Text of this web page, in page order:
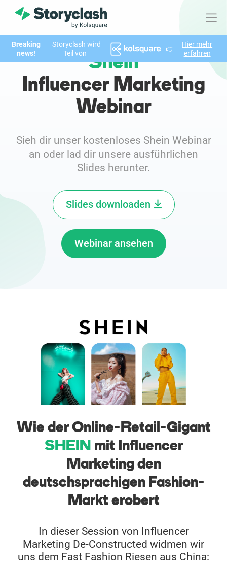
Produkt
KI-unterstützte Influencer Suche
Collaboration & Relationship Management
Who We Help
Enterprises
Success Stories
Reports & Guides
Templates
Breaking
news!
Storyclash wird
Teil von
👉
Hier mehr
erfahren
Shein
Influencer Marketing
Webinar
Sieh dir unser kostenloses Shein Webinar
an oder lad dir unsere ausführlichen
Slides herunter.
Slides downloaden
Webinar ansehen
Wie der Online-Retail-Gigant
SHEIN mit Influencer
Marketing den
deutschsprachigen Fashion-
Markt erobert
In dieser Session von Influencer
Marketing De-Constructed widmen wir
uns dem Fast Fashion Riesen aus China: